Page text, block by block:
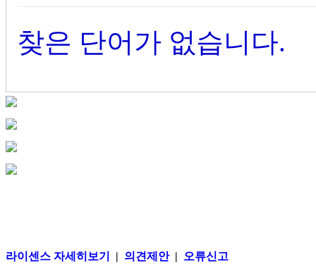
찾은 단어가 없습니다.
라이센스 자세히보기 | 의견제안| 오류신고